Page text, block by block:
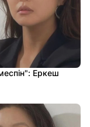
Еркеш